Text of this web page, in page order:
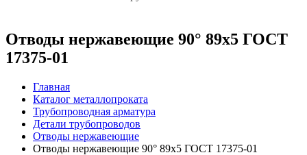
Отводы нержавеющие 90° 89x5 ГОСТ
17375-01
Главная
Каталог металлопроката
Трубопроводная арматура
Детали трубопроводов
Отводы нержавеющие
Отводы нержавеющие 90° 89x5 ГОСТ 17375-01